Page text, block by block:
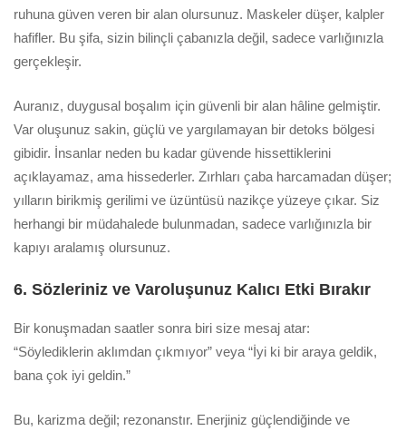
ruhuna güven veren bir alan olursunuz. Maskeler düşer, kalpler
hafifler. Bu şifa, sizin bilinçli çabanızla değil, sadece varlığınızla
gerçekleşir.
Auranız, duygusal boşalım için güvenli bir alan hâline gelmiştir.
Var oluşunuz sakin, güçlü ve yargılamayan bir detoks bölgesi
gibidir. İnsanlar neden bu kadar güvende hissettiklerini
açıklayamaz, ama hissederler. Zırhları çaba harcamadan düşer;
yılların birikmiş gerilimi ve üzüntüsü nazikçe yüzeye çıkar. Siz
herhangi bir müdahalede bulunmadan, sadece varlığınızla bir
kapıyı aralamış olursunuz.
6. Sözleriniz ve Varoluşunuz Kalıcı Etki Bırakır
Bir konuşmadan saatler sonra biri size mesaj atar:
“Söylediklerin aklımdan çıkmıyor” veya “İyi ki bir araya geldik,
bana çok iyi geldin.”
Bu, karizma değil; rezonanstır. Enerjiniz güçlendiğinde ve